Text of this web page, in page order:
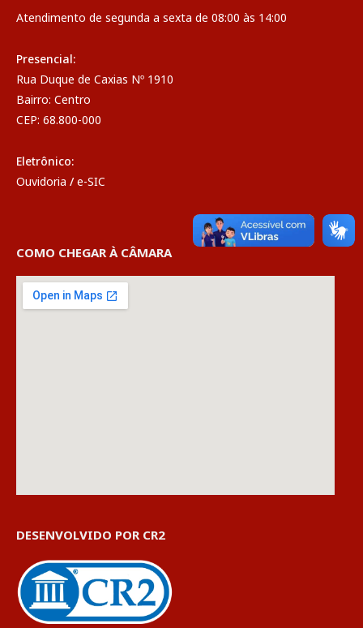
Atendimento de segunda a sexta de 08:00 às 14:00
Presencial:
Rua Duque de Caxias Nº 1910
Bairro: Centro
CEP: 68.800-000
Eletrônico:
Ouvidoria / e-SIC
COMO CHEGAR À CÂMARA
DESENVOLVIDO POR CR2